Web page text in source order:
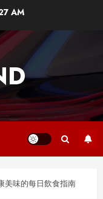
AM
美味的每日飲食指南